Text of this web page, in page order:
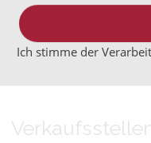
Ich stimme der